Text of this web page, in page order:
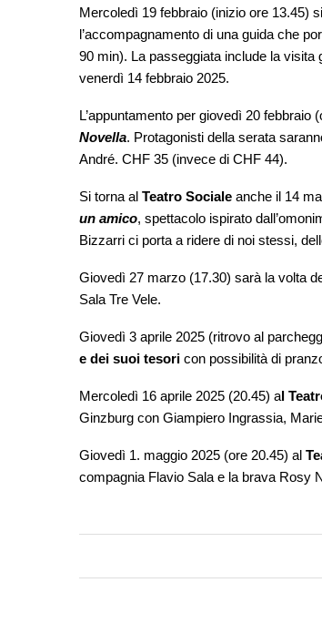
Mercoledì 19 febbraio (inizio ore 13.45)
l’accompagnamento di una guida che
90 min). La passeggiata include la
venerdì 14 febbraio 2025.
L’appuntamento per giovedì 20 febbraio
Novella. Protagonisti della serata
André. CHF 35 (invece di CHF 44).
Si torna al Teatro Sociale anche il 14
un amico, spettacolo ispirato
Bizzarri ci porta a ridere di noi stessi,
Giovedì 27 marzo (17.30) sarà la volta
Sala Tre Vele.
Giovedì 3 aprile 2025 (ritrovo al
e dei suoi tesori con possibilità di
Mercoledì 16 aprile 2025 (20.45) al
Ginzburg con Giampiero Ingrassia,
Giovedì 1. maggio 2025 (ore 20.45) al
compagnia Flavio Sala e la brava Rosy